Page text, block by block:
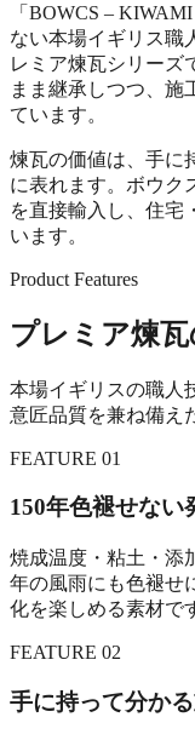
「BOWCS –
ない本場イギリス職
レミア煉瓦シリーズ
まま継承しつつ、施
ています。
煉瓦の価値は、手に
に表れます。ボウク
を直接輸入し、住宅
います。
Product Features
プレミア煉
本場イギリスの職人
意匠品質を兼ね備え
FEATURE 01
150年色褪せない
焼成温度・粘土・添
年の風雨にも色褪せ
化を楽しめる素材で
FEATURE 02
手に持って分か